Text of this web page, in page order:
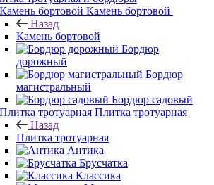
Камень бортовой
Назад
Камень бортовой
Бордюр
дорожный
Бордюр
магистральный
Бордюр садовый
Плитка тротуарная
Назад
Плитка тротуарная
Антика
Брусчатка
Классика